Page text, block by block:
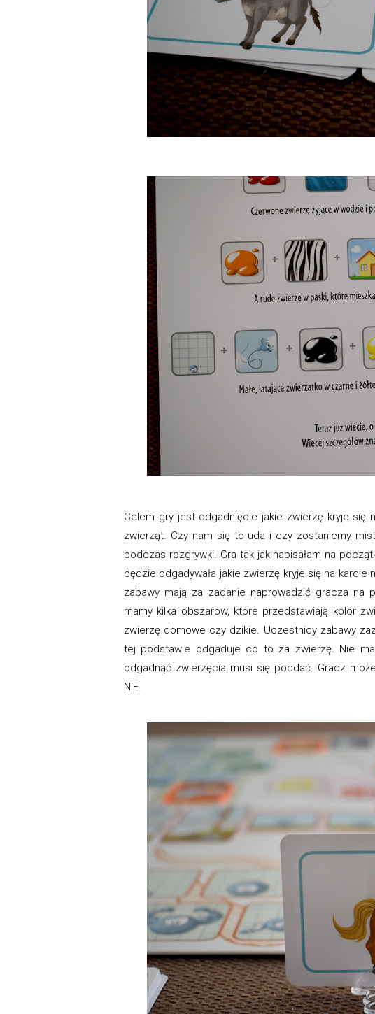
Celem gry jest odgadnięcie jakie zwierzę kryje się
zwierząt. Czy nam się to uda i czy zostaniemy
podczas rozgrywki. Gra tak jak napisałam na
będzie odgadywała jakie zwierzę kryje się na
zabawy mają za zadanie naprowadzić gracza na
mamy kilka obszarów, które przedstawiają kolor
zwierzę domowe czy dzikie. Uczestnicy zabawy
tej podstawie odgaduje co to za zwierzę. Nie
odgadnąć zwierzęcia musi się poddać. Gracz
NIE.